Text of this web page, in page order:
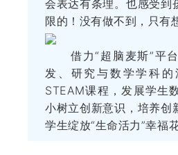
会表达有条理。也感受到
限的！没有做不到，只有
借力“超脑麦斯”平
发、研究与数学学科的
STEAM课程，发展学生
小树立创新意识，培养创
学生绽放“生命活力”幸福花